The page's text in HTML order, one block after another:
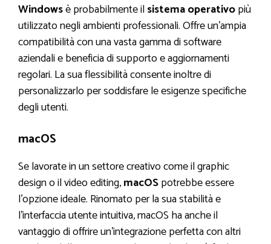
Windowsè probabilmente ilsistema operativopiù
utilizzato negli ambienti professionali. Offre un’ampia
compatibilità con una vasta gamma di software
aziendali e beneficia di supporto e aggiornamenti
regolari. La sua flessibilità consente inoltre di
personalizzarlo per soddisfare le esigenze specifiche
degli utenti.
macOS
Se lavorate in un settore creativo come il graphic
design o il video editing,macOSpotrebbe essere
l’opzione ideale. Rinomato per la sua stabilità e
l’interfaccia utente intuitiva, macOS ha anche il
vantaggio di offrire un’integrazione perfetta con altri